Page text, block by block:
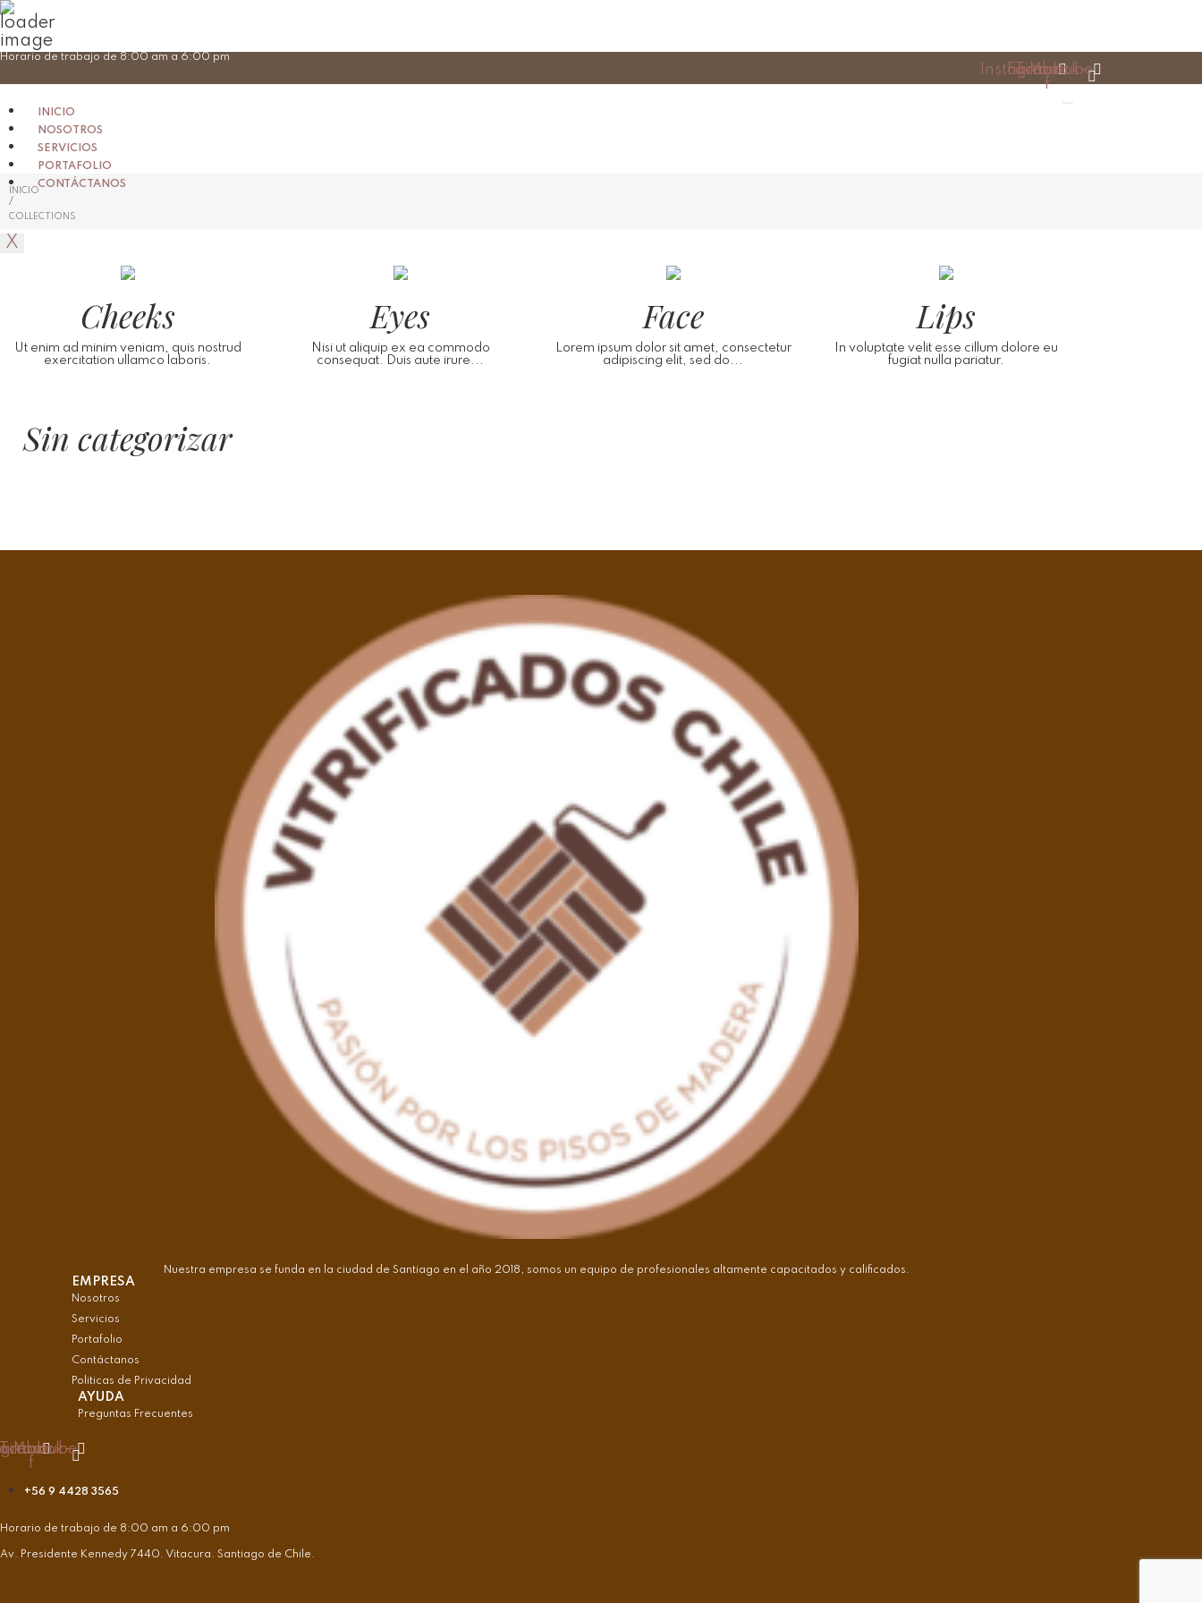
Skip
Horario de trabajo de 8:00 am a 6:00 pm
Instagram
Tiktok
Facebook-
f
Youtube
INICIO
NOSOTROS
SERVICIOS
PORTAFOLIO
CONTÁCTANOS
X
INICIO
/
COLLECTIONS
Cheeks
Ut enim ad minim veniam, quis nostrud
exercitation ullamco laboris.
Eyes
Nisi ut aliquip ex ea commodo
consequat. Duis aute irure...
Face
Lorem ipsum dolor sit amet, consectetur
adipiscing elit, sed do...
Lips
In voluptate velit esse cillum dolore eu
fugiat nulla pariatur.
Sin categorizar
Nuestra empresa se funda en la ciudad de Santiago en el año 2018, somos un equipo de profesionales altamente capacitados y calificados.
EMPRESA
Nosotros
Servicios
Portafolio
Contáctanos
Politicas de Privacidad
AYUDA
Preguntas Frecuentes
f
Youtube
+56 9 4428 3565
Horario de trabajo de 8:00 am a 6:00 pm
Av. Presidente Kennedy 7440. Vitacura. Santiago de Chile.